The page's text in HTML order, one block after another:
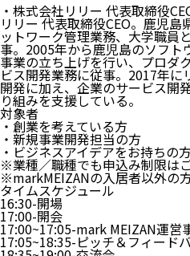
・株式会社リリー 代表取締役
リリー 代表取締役CEO。鹿児
ットワーク管理業務、大学職員
事。2005年から鹿児島のソフ
事業の立ち上げを行い、プロダ
ビス開発業務に従事。2017年
開発に加え、企業のサービス開
り組みを支援している。
対象者
・創業を考えている方
・新規事業開発担当の方
・ビジネスアイデアをお持ちの
※業種／職種でも申込み制限は
※markMEIZANの入居者以外の
タイムスケジュール
16:30-開場
17:00-開会
17:00~17:05-mark MEIZAN運営
17:05~18:35-ピッチ＆フィード